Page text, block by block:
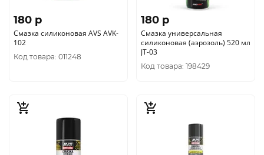
180 p
Смазка силиконовая AVS AVK-
102
Код товара: 011248
180 p
Смазка универсальная
силиконовая (аэрозоль) 520 мл
JT-03
Код товара: 198429